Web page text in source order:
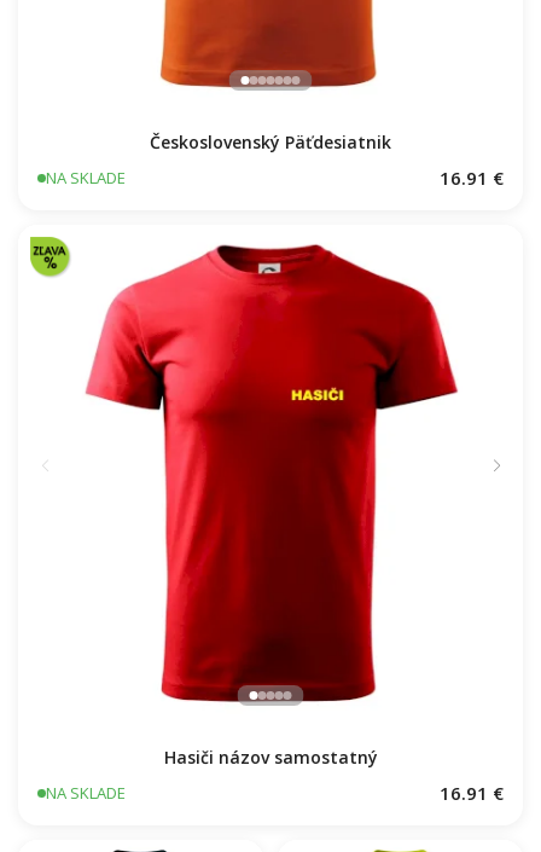
Československý Päťdesiatnik
NA SKLADE 16.91 €
Hasiči názov samostatný
NA SKLADE 16.91 €